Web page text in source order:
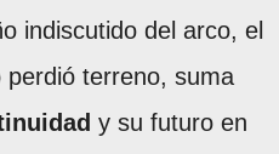
indiscutido del arco, el
terreno, suma
y su futuro en